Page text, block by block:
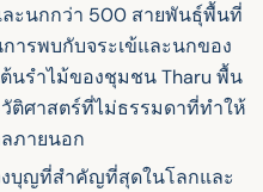
ะนกกว่า 500 สายพันธุ์พื้นที่
ารพบกับจระเข้และนกของ
นรําไม้ของชุมชน Tharu พื้น
ติศาสตร์ที่ไม่ธรรมดาที่ทําให้
ภายนอก
บุญที่สําคัญที่สุดในโลกและ